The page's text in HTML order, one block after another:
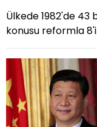
Ülkede 1982'de 43
konusu reformla